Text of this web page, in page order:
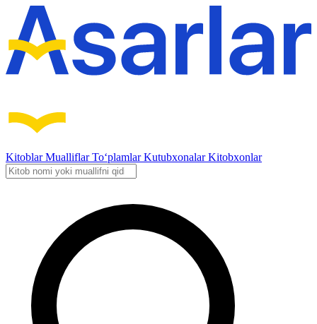
KitoblarMualliflarTo‘plamlarKutubxonalarKitobxonlar